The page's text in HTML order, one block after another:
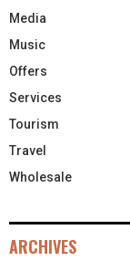
Media
Music
Offers
Services
Tourism
Travel
Wholesale
ARCHIVES